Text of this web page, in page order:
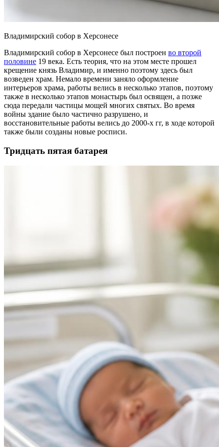
Владимирский собор в Херсонесе
Владимирский собор в Херсонесе был построен во второй
половине 19 века. Есть теория, что на этом месте прошел
крещение князь Владимир, и именно поэтому здесь был
возведен храм. Немало времени заняло оформление
интерьеров храма, работы велись в несколько этапов, поэтому
также в несколько этапов монастырь был освящен, а позже
сюда передали частицы мощей многих святых. Во время
войны здание было частично разрушено, и
восстановительные работы велись до 2000-х гг, в ходе которой
также были созданы новые росписи.
Тридцать пятая батарея